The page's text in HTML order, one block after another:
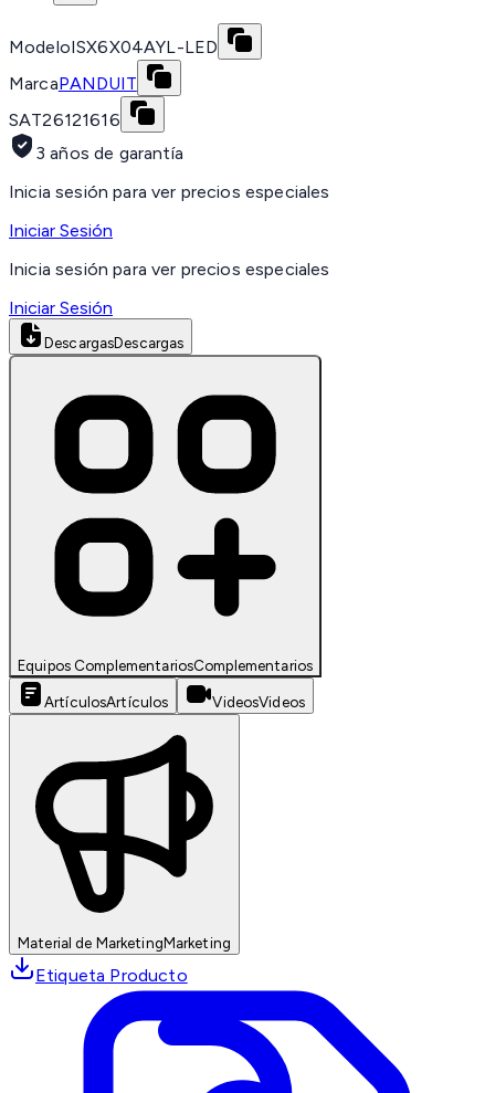
ModeloISX6X04AYL-LED
MarcaPANDUIT
SAT26121616
3 años de garantía
Inicia sesión para ver precios especiales
Iniciar Sesión
Inicia sesión para ver precios especiales
Iniciar Sesión
DescargasDescargas
Equipos ComplementariosComplementarios
ArtículosArtículos VideosVideos
Material de MarketingMarketing
Etiqueta Producto